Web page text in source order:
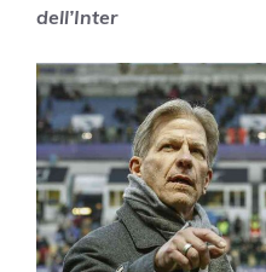
dell’Inter